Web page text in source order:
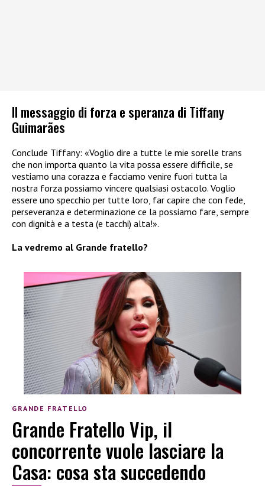
Il messaggio di forza e speranza di Tiffany
Guimarães
Conclude Tiffany: «Voglio dire a tutte le mie sorelle trans
che non importa quanto la vita possa essere difficile, se
vestiamo una corazza e facciamo venire fuori tutta la
nostra forza possiamo vincere qualsiasi ostacolo. Voglio
essere uno specchio per tutte loro, far capire che con fede,
perseveranza e determinazione ce la possiamo fare, sempre
con dignità e a testa (e tacchi) alta!».
La vedremo al Grande fratello?
GRANDE FRATELLO
Grande Fratello Vip, il
concorrente vuole lasciare la
Casa: cosa sta succedendo